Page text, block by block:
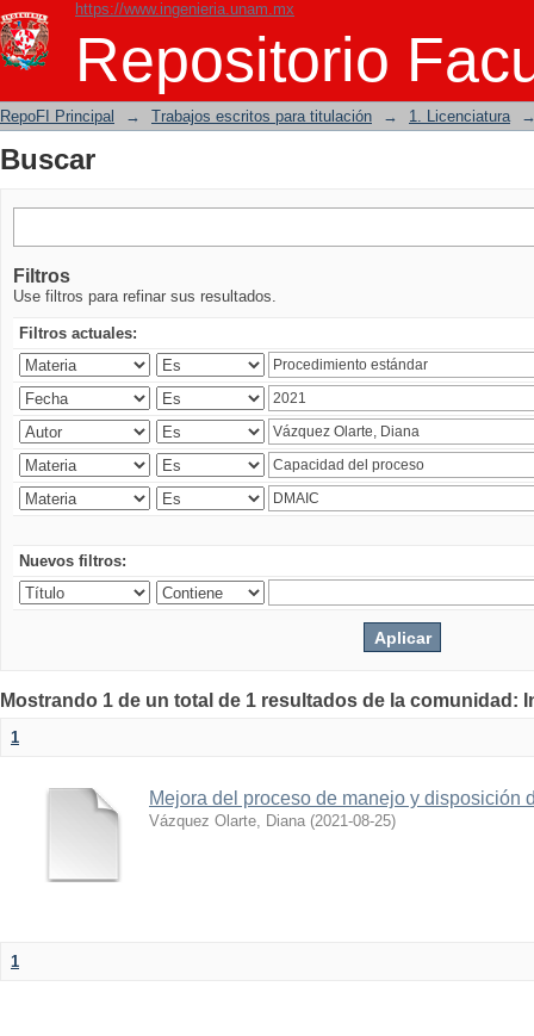
https://www.ingenieria.unam.mx
Repositorio
Buscar
RepoFI Principal → Trabajos escritos para titulación → 1. Licenciatura
Buscar
Filtros
Use filtros para refinar sus resultados.
Filtros actuales:
Nuevos filtros:
Mostrando 1 de un total de 1 resultados de la comunidad:
1
Mejora del proceso de manejo y disposición
Vázquez Olarte, Diana (2021-08-25)
1